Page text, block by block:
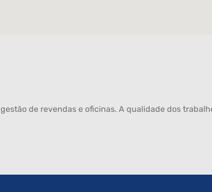
de revendas e oficinas. A qualidade dos